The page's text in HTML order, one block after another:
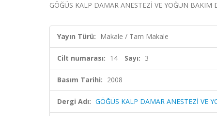
GÖĞÜS KALP DAMAR ANESTEZİ VE YOĞUN
Yayın Türü: Makale / Tam Makale
Cilt numarası: 14 Sayı: 3
Basım Tarihi: 2008
Dergi Adı: GÖĞÜS KALP DAMAR ANESTEZİ VE